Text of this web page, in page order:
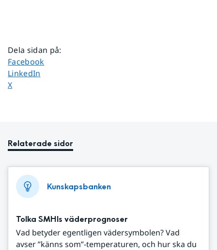
Dela sidan på:
Dela sidan på
Facebook
Dela sidan på
LinkedIn
Dela sidan på
X
Relaterade sidor
Kunskapsbanken
Tolka SMHIs väderprognoser
Vad betyder egentligen vädersymbolen? Vad
avser ”känns som”-temperaturen, och hur ska du